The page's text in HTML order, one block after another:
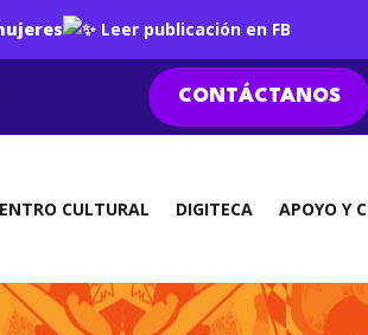
Leer publicación en FB
CONTÁCTANOS
CULTURAL DIGITECA APOYO Y